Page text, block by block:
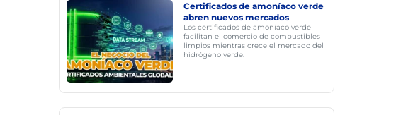
Certificados de amoníaco verde
abren nuevos mercados
Los certificados de amoníaco verde
facilitan el comercio de combustibles
limpios mientras crece el mercado del
hidrógeno verde.